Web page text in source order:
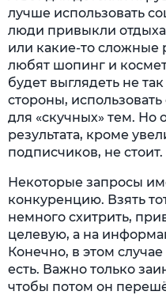
лучше использовать
люди привыкли
или какие-то
любят шопинг и
будет выглядеть не
стороны,
для «скучных» тем. Но
результата, кроме
подписчиков, не стоит.
Некоторые запросы
конкуренцию. Взять
немного схитрить,
целевую, а на
Конечно, в этом
есть. Важно только
чтобы потом он